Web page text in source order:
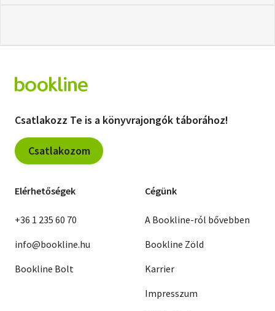
Csatlakozz Te is a könyvrajongók táborához!
Csatlakozom
Elérhetőségek
+36 1 235 60 70
info@bookline.hu
Bookline Bolt
Cégünk
A Bookline-ról bővebben
Bookline Zöld
Karrier
Impresszum